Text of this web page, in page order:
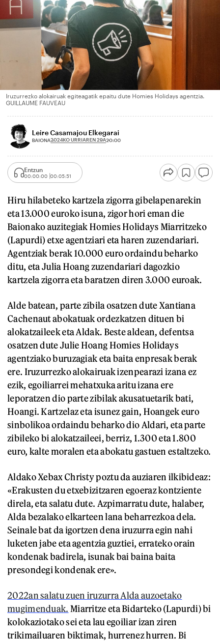
Iruzurrezko alokairuak egiteagatik epaitu dute Homies Holidays agentzia.
GUILLAUME FAUVEAU
Leire Casamajou Elkegarai
BAIONA2024KO URRIAREN 29A20:00
Entzun
00:00:00 00:05:51
Hiru hilabeteko kartzela zigorra gibelapenarekin
eta 13.000 euroko isuna, zigor hori eman die
Baionako auzitegiak Homies Holidays Miarritzeko
(Lapurdi) etxe agentziari eta haren zuzendariari.
Agentziak berak 10.000 euro ordaindu beharko
ditu, eta Julia Hoang zuzendariari dagozkio
kartzela zigorra eta baratzen diren 3.000 euroak.
Alde batean, parte zibila osatzen dute Xantiana
Cachenaut abokatuak ordezkatzen dituen bi
alokatzaileek eta Aldak. Beste aldean, defentsa
osatzen dute Julie Hoang Homies Holidays
agentziako buruzagiak eta baita enpresak berak
ere. Iruzurrezko alokairuak izenpearazi izana ez
ezik, egoiliarrei mehatxuka aritu izana ere
leporatzen dio parte zibilak akusatuetarik bati,
Hoangi. Kartzelaz eta isunez gain, Hoangek euro
sinbolikoa ordaindu beharko dio Aldari, eta parte
zibileko bi alokatzaileei, berriz, 1.300 eta 1.800
euro, kalte moralen eta abokatu gastuen estaltzeko.
Aldako Xebax Christy poztu da auziaren ilkibideaz:
«Erakusten du etxebizitzaren egoeraz kontziente
direla, eta salatu dute. Azpimarratu dute, halaber,
Alda bezalako elkarteen lana beharrezkoa dela.
Seinale bat da igortzen dena iruzurra egin nahi
luketen jabe eta agentzia guztiei, errateko orain
kondenak badirela, isunak bai baina baita
presondegi kondenak ere».
2022an salatu zuen iruzurra Alda auzoetako
mugimenduak. Miarritze eta Bidarteko (Lapurdi) bi
kolokaziotako sei eta lau egoiliar izan ziren
trikimailuaren biktimak, hurrenez hurren. Bi